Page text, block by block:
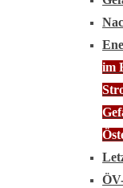
im